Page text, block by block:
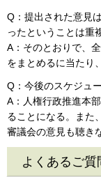
Q：提出された意見
ったということは重
A：そのとおりで、
をまとめるに当たり
Q：今後のスケジュー
A：人権行政推進本
ることになる。また
審議会の意見も聴き
よくあるご質